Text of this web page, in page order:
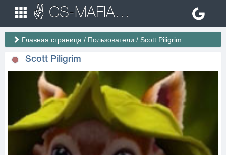
✌ CS-MAFIA.RU ✌ Игровые сервера Counter Strike 1.6
Главная страница / Пользователи / Scott Piligrim
Scott Piligrim